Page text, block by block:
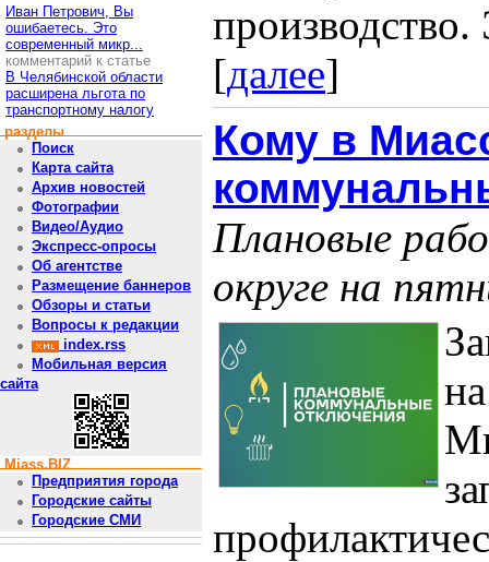
Иван Петрович, Вы
ошибаетесь. Это
современный микр...
комментарий к статье
В Челябинской области
расширена льгота по
транспортному налогу
разделы
Поиск
Карта сайта
Архив новостей
Фотографии
Видео/Аудио
Экспресс-опросы
Об агентстве
Размещение баннеров
Обзоры и статьи
Вопросы к редакции
index.rss
Мобильная версия
сайта
Miass.BIZ
Предприятия города
Городские сайты
Городские СМИ
[далее]
Кому в
Плановые
округе на